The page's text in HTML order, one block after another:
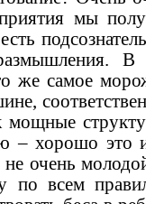
мы
В
же самое
мощные
– хорошо это
очень
по всем